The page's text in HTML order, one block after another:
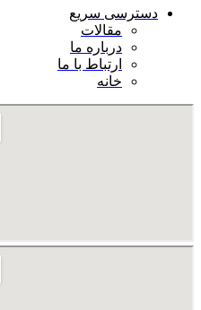
دسترسی سریع
مقالات
درباره ما
ارتباط با ما
خانه